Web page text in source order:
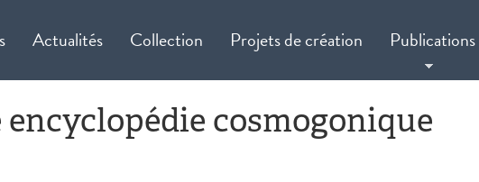
Actualités Collection Projets de création Publications
cosmogonique